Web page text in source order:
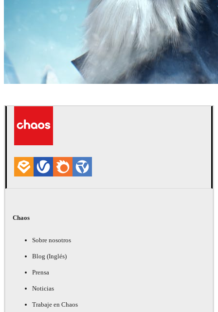
Chaos
Sobre nosotros
Blog (Inglés)
Prensa
Noticias
Trabaje en Chaos